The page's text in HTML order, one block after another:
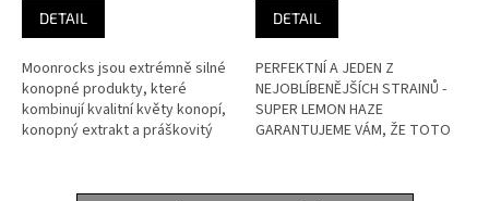
DETAIL
Moonrocks jsou extrémně silné
konopné produkty, které
kombinují kvalitní květy konopí,
konopný extrakt a práškovitý
DETAIL
PERFEKTNÍ A JEDEN Z
NEJOBLÍBENĚJŠÍCH STRAINŮ -
SUPER LEMON HAZE
GARANTUJEME VÁM, ŽE TOTO